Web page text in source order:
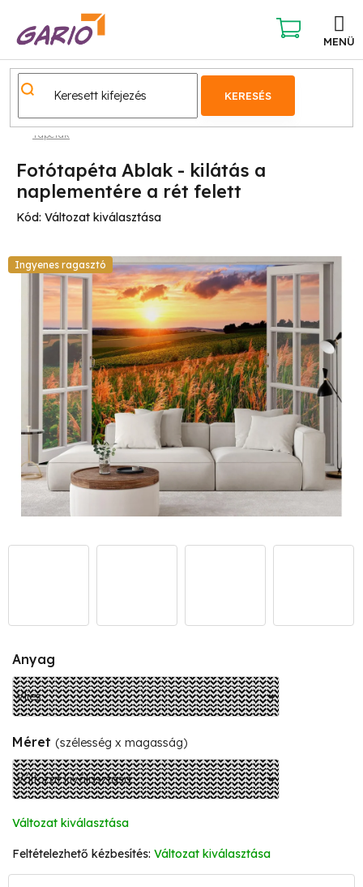
KERESÉS
KOSÁR
Tapéták
Fotótapéta Ablak - kilátás a
naplementére a rét felett
Kód: Változat kiválasztása
Ingyenes ragasztó
Anyag
Méret (szélesség x magasság)
Változat kiválasztása
Változat kiválasztása